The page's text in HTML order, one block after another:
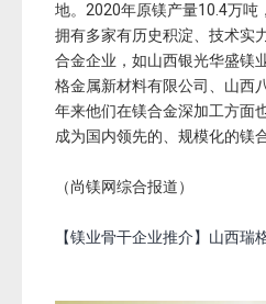
地。2020年原镁产量10.4万吨
拥有多家有历史积淀、技术实
合金企业，如山西银光华盛镁
格金属新材料有限公司、山西
年来他们在镁合金深加工方面
成为国内领先的、规模化的镁
（尚镁网综合报道）
【镁业骨干企业推介】山西瑞